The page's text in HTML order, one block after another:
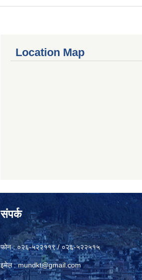
Location Map
संपर्क
फोन : ०२६-५२२११९ / ०२६-५२२५१५
इमेल :mundkt@gmail.com